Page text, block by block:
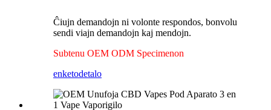
Ĉiujn demandojn ni volonte respondos, bonvolu
sendi viajn demandojn kaj mendojn.
Subtenu OEM ODM Specimenon
enketodetalo